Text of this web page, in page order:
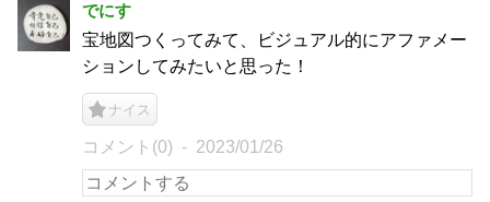
でにす
宝地図つくってみて、ビジュアル的にアファメー
ションしてみたいと思った！
ナイス
コメント(0) 2023/01/26